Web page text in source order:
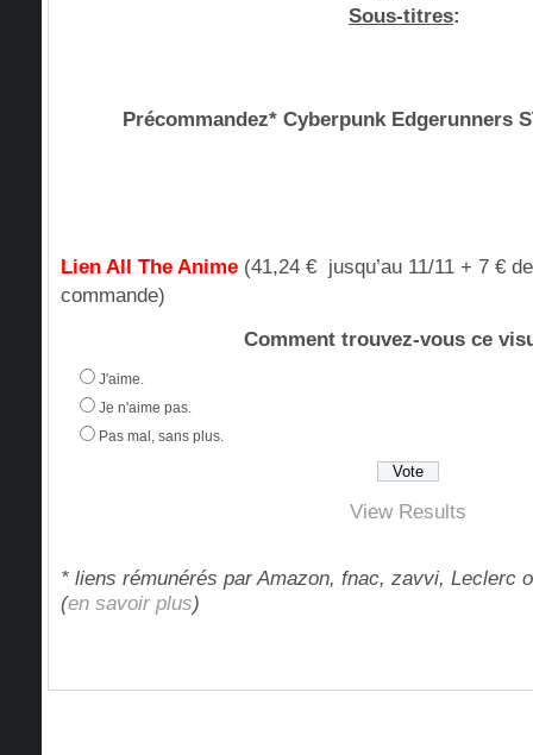
Sous-titres:
Précommandez* Cyberpunk Edgerunners
Lien All The Anime (41,24 € jusqu’au 11/11 + 7 €
commande)
Comment trouvez-vous ce
J'aime.
Je n'aime pas.
Pas mal, sans plus.
View Results
* liens rémunérés par Amazon, fnac, zavvi, Leclerc
(en savoir plus)